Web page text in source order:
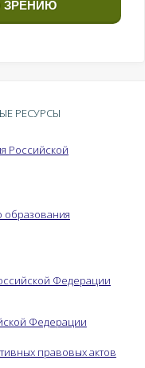
ЗРЕНИЮ
РЕСУРСЫ
Российской
Федерации
Федерации
правовых актов